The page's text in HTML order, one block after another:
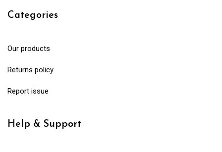
Categories
Our products
Returns policy
Report issue
Help & Support